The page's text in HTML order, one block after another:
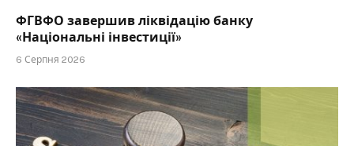
ФГВФО завершив ліквідацію банку
«Національні інвестиції»
6 Серпня 2026